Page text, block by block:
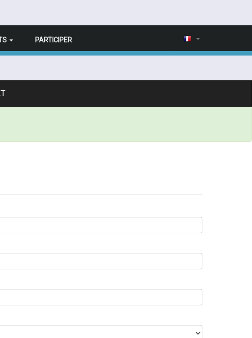
PARTICIPER